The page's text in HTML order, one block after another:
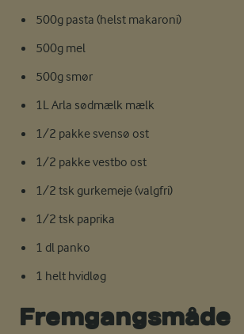
500g pasta (helst makaroni)
500g mel
500g smør
1L Arla sødmælk mælk
1/2 pakke svensø ost
1/2 pakke vestbo ost
1/2 tsk gurkemeje (valgfri)
1/2 tsk paprika
1 dl panko
1 helt hvidløg
Fremgangsmåde